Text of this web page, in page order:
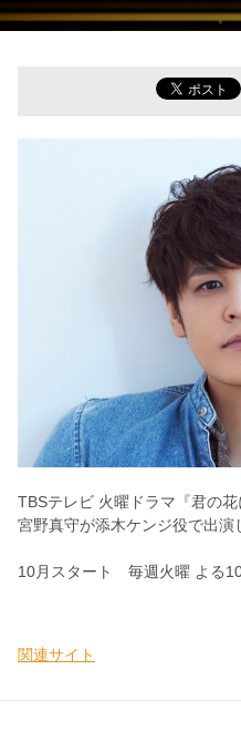
TBSテレビ 火曜ドラマ『君の花
宮野真守が添木ケンジ役で出演
10月スタート 毎週火曜 よる
関連サイト